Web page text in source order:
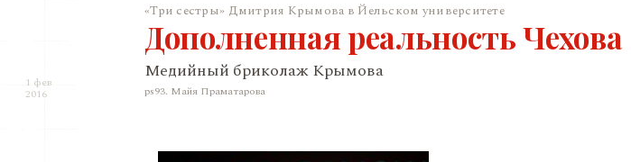
1 фев
2016
«Три сестры» Дмитрия Крымова в Йельском университете
Дополненная реальность Чехова
Медийный бриколаж Крымова
ps93. Майя Праматарова